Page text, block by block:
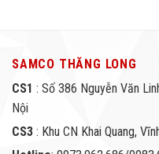
SAMCO THĂNG LONG
CS1 : Số 386 Nguyễn Văn
Nội
CS3 : Khu CN Khai Quang,